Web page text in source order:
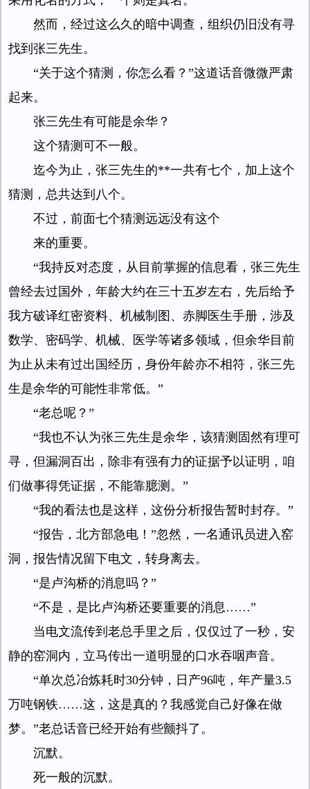
然而，经过这么久的暗中调查，组织仍旧没有寻
找到张三先生。
“关于这个猜测，你怎么看？”这道话音微微严肃
起来。
张三先生有可能是余华？
这个猜测可不一般。
迄今为止，张三先生的**一共有七个，加上这个
猜测，总共达到八个。
不过，前面七个猜测远远没有这个
来的重要。
“我持反对态度，从目前掌握的信息看，张三先生
曾经去过国外，年龄大约在三十五岁左右，先后给予
我方破译红密资料、机械制图、赤脚医生手册，涉及
数学、密码学、机械、医学等诸多领域，但余华目前
为止从未有过出国经历，身份年龄亦不相符，张三先
生是余华的可能性非常低。”
“老总呢？”
“我也不认为张三先生是余华，该猜测固然有理可
寻，但漏洞百出，除非有强有力的证据予以证明，咱
们做事得凭证据，不能靠臆测。”
“我的看法也是这样，这份分析报告暂时封存。”
“报告，北方部急电！”忽然，一名通讯员进入窑
洞，报告情况留下电文，转身离去。
“是卢沟桥的消息吗？”
“不是，是比卢沟桥还要重要的消息……”
当电文流传到老总手里之后，仅仅过了一秒，安
静的窑洞内，立马传出一道明显的口水吞咽声音。
“单次总冶炼耗时30分钟，日产96吨，年产量3.5
万吨钢铁……这，这是真的？我感觉自己好像在做
梦。”老总话音已经开始有些颤抖了。
沉默。
死一般的沉默。